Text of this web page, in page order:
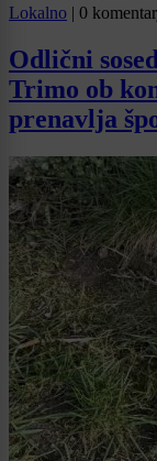
Lokalno | 0
Odlični
Trimo ob
prenavlja